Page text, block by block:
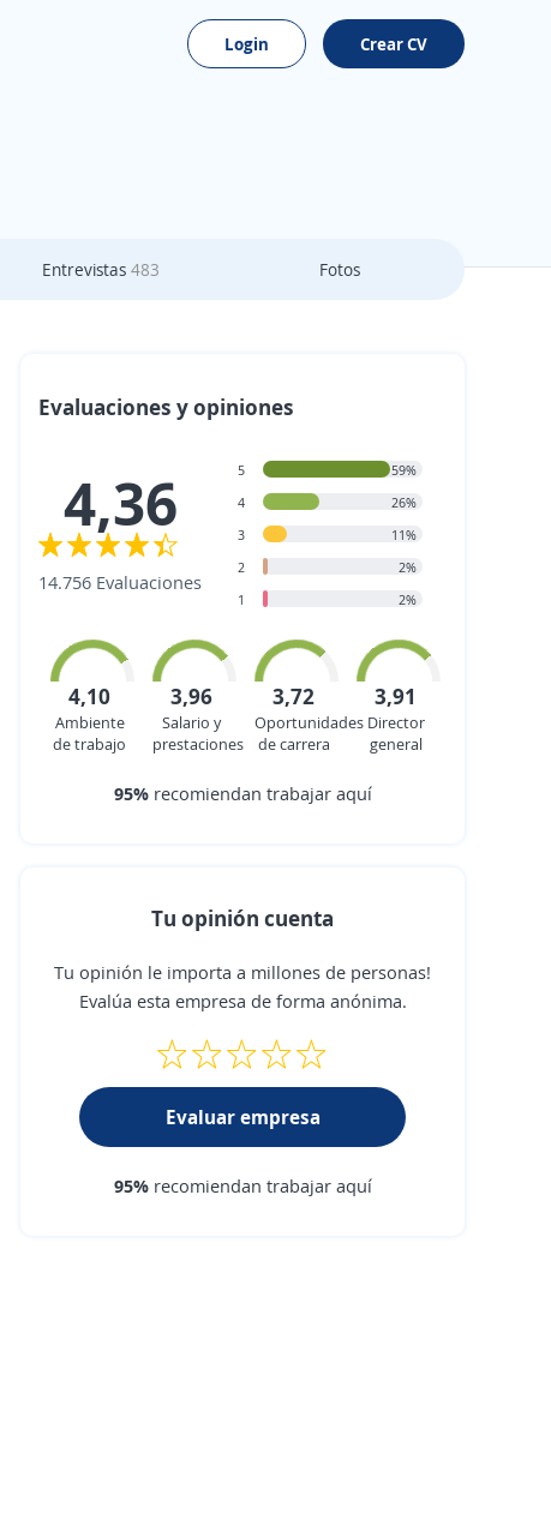
Login Crear CV
Entrevistas483 Fotos
Evaluaciones y opiniones
4,36
14.756 Evaluaciones
5
59%
4
26%
3
11%
2
2%
1
2%
4,10
Ambiente
de trabajo
3,96
Salario y
prestaciones
3,72
Oportunidades
de carrera
3,91
Director
general
95%recomiendan trabajar aquí
Tu opinión cuenta
Tu opinión le importa a millones de personas!
Evalúa esta empresa de forma anónima.
Evaluar empresa
95%recomiendan trabajar aquí